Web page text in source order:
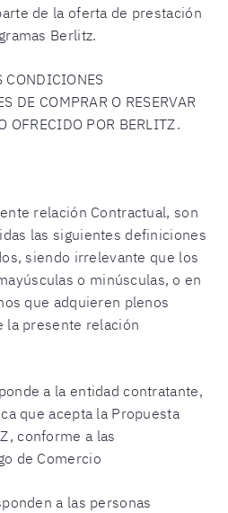
de la oferta de prestación
Berlitz.
CONDICIONES
DE COMPRAR O RESERVAR
OFRECIDO POR BERLITZ.
relación Contractual, son
las siguientes definiciones
siendo irrelevante que los
o minúsculas, o en
que adquieren plenos
la presente relación
a la entidad contratante,
que acepta la Propuesta
conforme a las
de Comercio
a las personas